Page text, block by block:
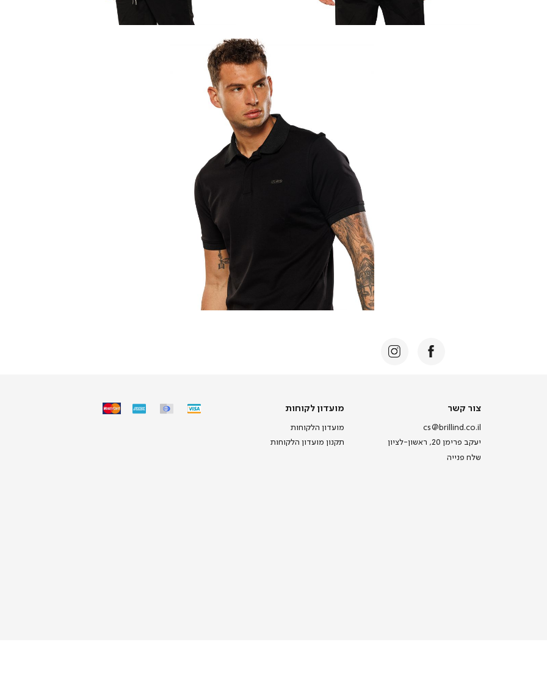
צור
צור קשר
cs@brillind.co.il
יעקב פרימן 20, ראשון-לציון
שלח פנייה
מועדון
מועדון לקוחות
מועדון הלקוחות
תקנון מועדון הלקוחות